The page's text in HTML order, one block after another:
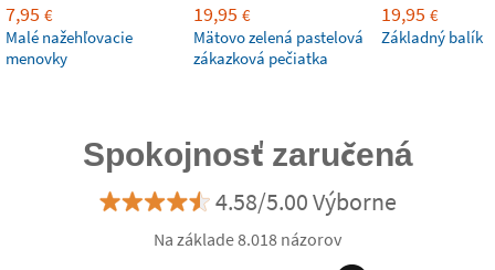
7,95 €
Malé nažehľovacie
menovky
19,95 €
Mätovo zelená pastelová
zákazková pečiatka
19,95 €
Základný balík
Spokojnosť zaručená
4.58/5.00 Výborne
Na základe 8.018 názorov